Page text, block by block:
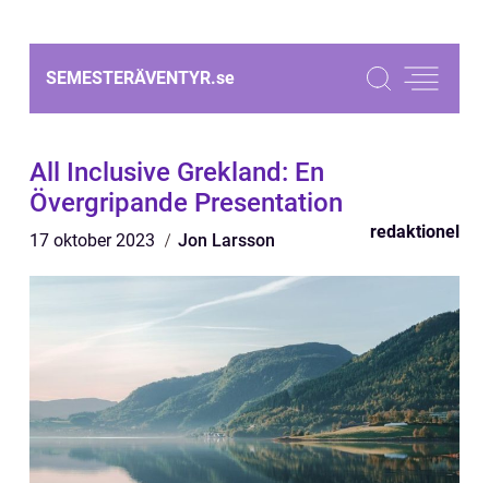
SEMESTERÄVENTYR.se
All Inclusive Grekland: En
Övergripande Presentation
17 oktober 2023 Jon Larsson redaktionel